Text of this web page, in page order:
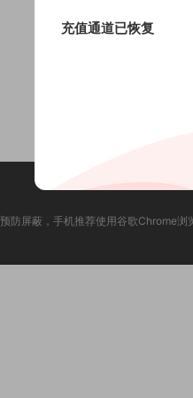
预防屏蔽，手机推荐使用谷歌Chrome浏
充值通道已恢复